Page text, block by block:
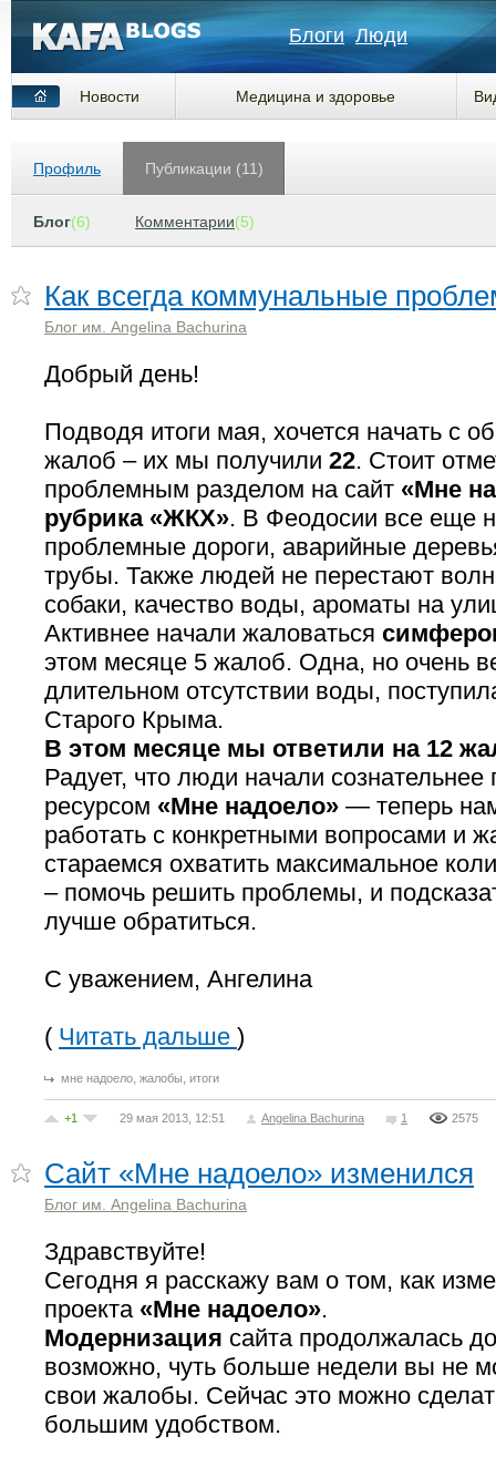
Блоги Люди
Новости Медицина и здоровье
Профиль Публикации (11)
Блог(6) Комментарии(5)
Как всегда коммунальные
Блог им. Angelina Bachurina
Добрый день!
Подводя итоги мая, хочется начать с
жалоб – их мы получили 22. Стоит
проблемным разделом на сайт «Мне
рубрика «ЖКХ». В Феодосии все еще
проблемные дороги, аварийные
трубы. Также людей не перестают
собаки, качество воды, ароматы на
Активнее начали жаловаться
этом месяце 5 жалоб. Одна, но очень
длительном отсутствии воды,
Старого Крыма.
В этом месяце мы ответили на 12
Радует, что люди начали сознательнее
ресурсом «Мне надоело» — теперь
работать с конкретными вопросами и
стараемся охватить максимальное
– помочь решить проблемы, и
лучше обратиться.
С уважением, Ангелина
( Читать дальше )
мне надоело, жалобы, итоги
+1 29 мая 2013, 12:51 Angelina Bachurina 1 2575
Сайт «Мне надоело» изменился
Блог им. Angelina Bachurina
Здравствуйте!
Сегодня я расскажу вам о том, как
проекта «Мне надоело».
Модернизация сайта продолжалась
возможно, чуть больше недели вы не
свои жалобы. Сейчас это можно
большим удобством.